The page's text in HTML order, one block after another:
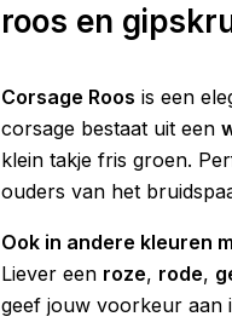
roos en
Corsage Roos is een
corsage bestaat uit een
klein takje fris groen.
ouders van het
Ook in andere kleuren
Liever een roze, rode,
geef jouw voorkeur aan